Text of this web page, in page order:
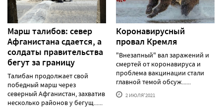
Марш талибов: север
Афганистана сдается, а
солдаты правительства
бегут за границу
Талибан продолжает свой
победный марш через
северный Афганистан, захватив
несколько районов у бегущ......
Коронавирусный
провал Кремля
"Внезапный" вал заражений и
смертей от коронавируса и
проблема вакцинации стали
главной темой обсуж......
2 ИЮЛЯ'2021